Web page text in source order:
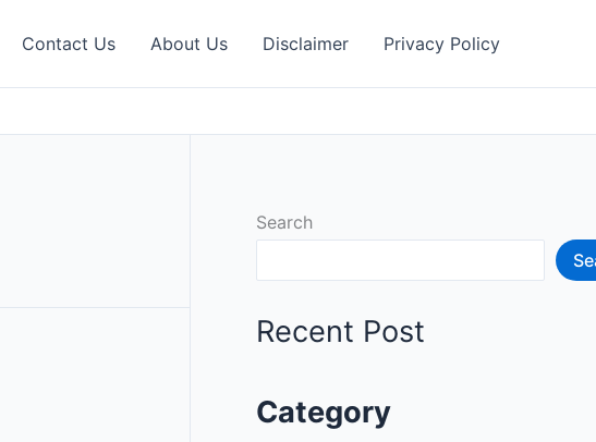
Contact Us About Us Disclaimer Privacy Policy
Search
Recent Post
Category